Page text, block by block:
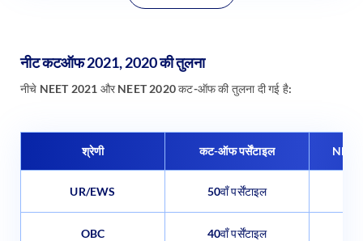
नीट कटऑफ 2021, 2020 की तुलना
नीचे NEET 2021 और NEET 2020 कट-ऑफ की तुलना दी गई है:
श्रेणी कट-ऑफ पर्सेंटाइल
UR/EWS 50वाँ पर्सेंटाइल
OBC 40वाँ पर्सेंटाइल